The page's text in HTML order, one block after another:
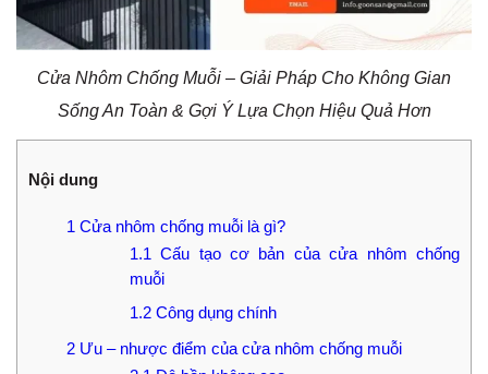
Cửa Nhôm Chống Muỗi – Giải Pháp Cho Không Gian
Sống An Toàn & Gợi Ý Lựa Chọn Hiệu Quả Hơn
Nội dung
1 Cửa nhôm chống muỗi là gì?
1.1 Cấu tạo cơ bản của cửa nhôm chống
muỗi
1.2Công dụng chính
2 Ưu – nhược điểm của cửa nhôm chống muỗi